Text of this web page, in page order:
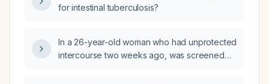
for intestinal tuberculosis?
In a 26-year-old woman who had unprotected
intercourse two weeks ago, was screened